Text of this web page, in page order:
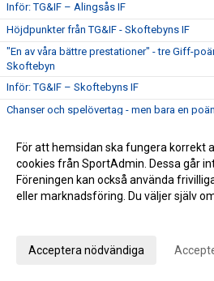
Inför: TG&IF – Alingsås IF
Höjdpunkter från TG&IF - Skoftebyns IF
"En av våra bättre prestationer" - tre Giff-
Skoftebyn
Inför: TG&IF – Skoftebyns IF
Chanser och spelövertag - men bara en
Bra start för TG&IF:s U-lag
Höjdpunkter från Brålanda IF – TG&IF
Drömstart i Brålanda – TG&IF tog tredje
3-1-seger mot LFK - Giff klart för kvartsfinal i
För att hemsidan ska fungera korrekt
cookies från SportAdmin. Dessa går
Föreningen kan också använda
eller marknadsföring. Du väljer själv
Acceptera nödvändiga